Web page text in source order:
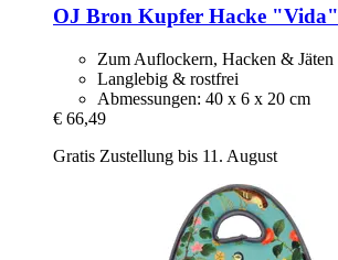
OJ Bron Kupfer Hacke "Vida"
Zum Auflockern, Hacken & Jäten
Langlebig & rostfrei
Abmessungen: 40 x 6 x 20 cm
€ 66,49
Gratis Zustellung bis 11. August